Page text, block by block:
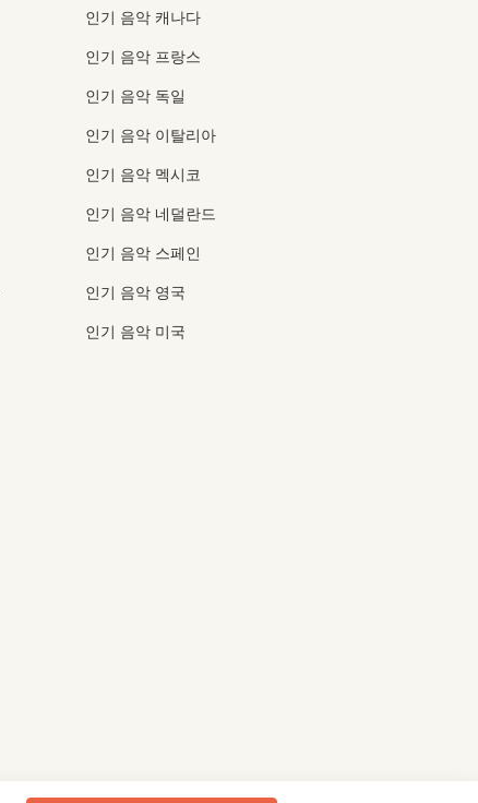
인기 음악 캐나다
인기 음악 프랑스
인기 음악 독일
인기 음악 이탈리아
인기 음악 멕시코
인기 음악 네덜란드
인기 음악 스페인
인기 음악 영국
인기 음악 미국